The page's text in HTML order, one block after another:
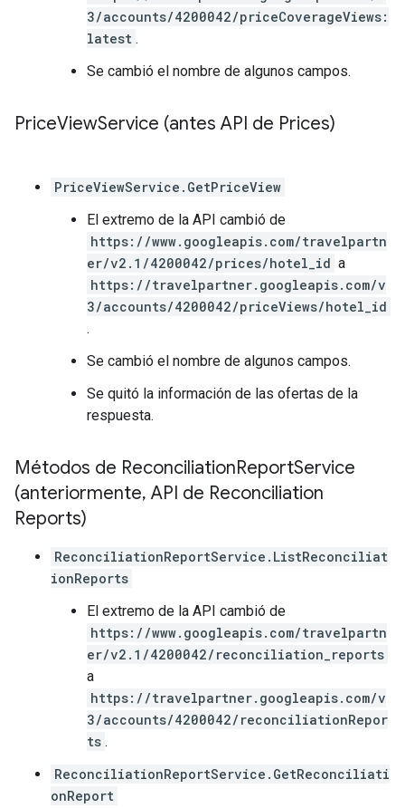
3/accounts/4200042/priceCoverageViews:
latest .
Se cambió el nombre de algunos campos.
PriceViewService (antes API de Prices)
PriceViewService.GetPriceView
El extremo de la API cambió de
https://www.googleapis.com/travelpartn
er/v2.1/4200042/prices/hotel_id a
https://travelpartner.googleapis.com/v
3/accounts/4200042/priceViews/hotel_id
.
Se cambió el nombre de algunos campos.
Se quitó la información de las ofertas de la
respuesta.
Métodos de ReconciliationReportService
(anteriormente, API de Reconciliation
Reports)
ReconciliationReportService.ListReconciliat
ionReports
El extremo de la API cambió de
https://www.googleapis.com/travelpartn
er/v2.1/4200042/reconciliation_reports
a
https://travelpartner.googleapis.com/v
3/accounts/4200042/reconciliationRepor
ts .
ReconciliationReportService.GetReconciliati
onReport